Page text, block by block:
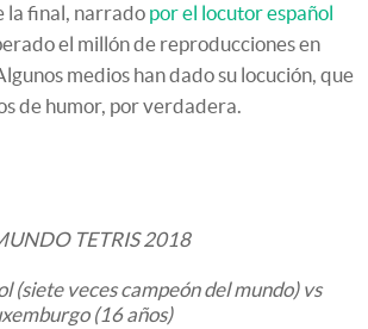
la final, narrado por el locutor español
el millón de reproducciones en
medios han dado su locución, que
de humor, por verdadera.
TETRIS 2018
(siete veces campeón del mundo) vs
(16 años)